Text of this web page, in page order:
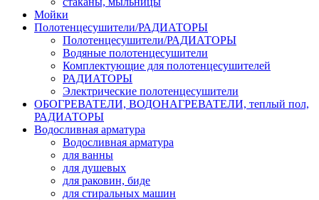
Мойки
Полотенцесушители/РАДИАТОРЫ
Полотенцесушители/РАДИАТОРЫ
Водяные полотенцесушители
Комплектующие для полотенцесушителей
РАДИАТОРЫ
Электрические полотенцесушители
ОБОГРЕВАТЕЛИ, ВОДОНАГРЕВАТЕЛИ, теплый пол,
РАДИАТОРЫ
Водосливная арматура
Водосливная арматура
для ванны
для душевых
для раковин, биде
для стиральных машин